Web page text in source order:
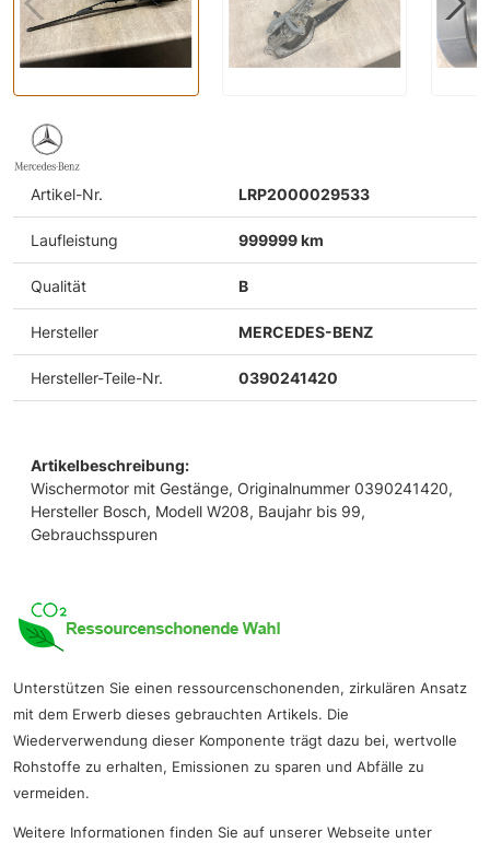
Artikel-Nr. LRP2000029533
Laufleistung 999999 km
Qualität B
Hersteller MERCEDES-BENZ
Hersteller-Teile-Nr. 0390241420
Artikelbeschreibung:
Wischermotor mit Gestänge, Originalnummer 0390241420,
Hersteller Bosch, Modell W208, Baujahr bis 99,
Gebrauchsspuren
Unterstützen Sie einen ressourcenschonenden, zirkulären Ansatz
mit dem Erwerb dieses gebrauchten Artikels. Die
Wiederverwendung dieser Komponente trägt dazu bei, wertvolle
Rohstoffe zu erhalten, Emissionen zu sparen und Abfälle zu
vermeiden.
Weitere Informationen finden Sie auf unserer Webseite unter